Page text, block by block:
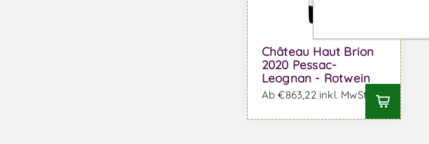
Château Haut Brion
2020 Pessac-
Leognan - Rotwein
Ab €863,22 inkl. MwSt.